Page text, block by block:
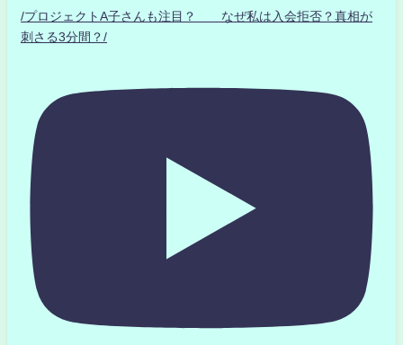
/プロジェクトA子さんも注目？ なぜ私は入会拒否？真相が
刺さる3分間？/